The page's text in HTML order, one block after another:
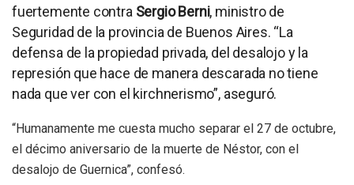
fuertemente contra Sergio Berni, ministro de
Seguridad de la provincia de Buenos Aires. “La
defensa de la propiedad privada, del desalojo y la
represión que hace de manera descarada no tiene
nada que ver con el kirchnerismo”, aseguró.
“Humanamente me cuesta mucho separar el 27 de octubre,
el décimo aniversario de la muerte de Néstor, con el
desalojo de Guernica”, confesó.